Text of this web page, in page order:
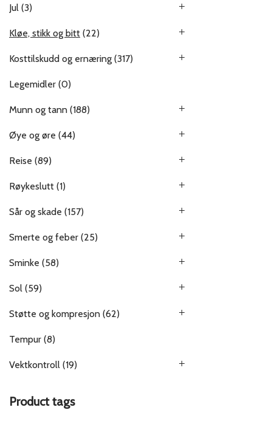
Jul (3)
Kløe, stikk og bitt (22)
Kosttilskudd og ernæring (317)
Legemidler (0)
Munn og tann (188)
Øye og øre (44)
Reise (89)
Røykeslutt (1)
Sår og skade (157)
Smerte og feber (25)
Sminke (58)
Sol (59)
Støtte og kompresjon (62)
Tempur (8)
Vektkontroll (19)
Product tags